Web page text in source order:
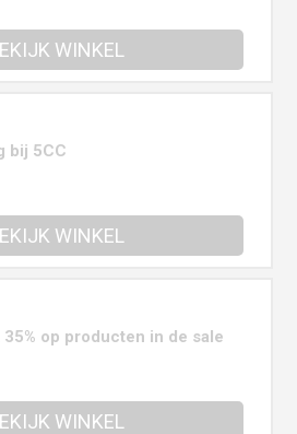
WINKEL
bij 5CC
WINKEL
op producten in de sale
WINKEL